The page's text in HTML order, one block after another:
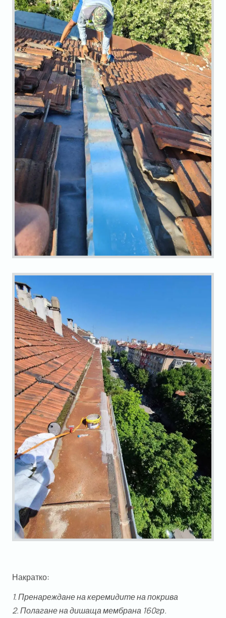
Накратко:
1. Пренареждане на керемидите на покрива
2. Полагане на дишаща мембрана 160гр.